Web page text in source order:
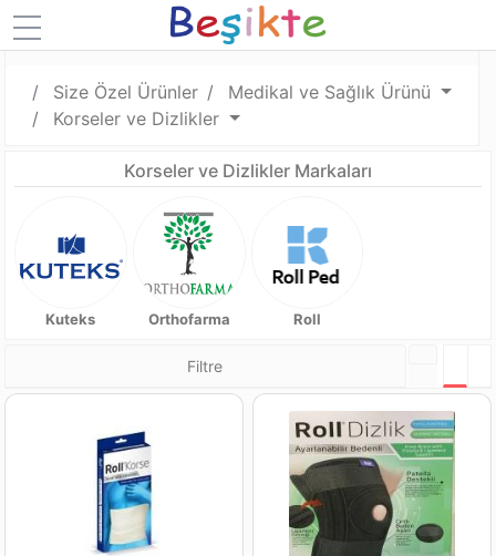
Size Özel Ürünler
Medikal ve Sağlık Ürünü
Korseler ve Dizlikler
Korseler ve Dizlikler Markaları
Kuteks Orthofarma Roll
Filtre